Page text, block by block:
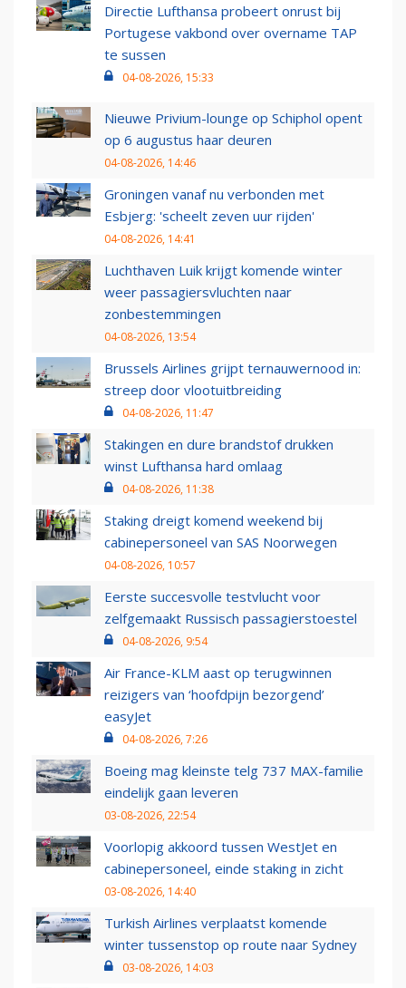
Directie Lufthansa probeert onrust bij
Portugese vakbond over overname TAP
te sussen
04-08-2026, 15:33
Nieuwe Privium-lounge op Schiphol opent
op 6 augustus haar deuren
04-08-2026, 14:46
Groningen vanaf nu verbonden met
Esbjerg: 'scheelt zeven uur rijden'
04-08-2026, 14:41
Luchthaven Luik krijgt komende winter
weer passagiersvluchten naar
zonbestemmingen
04-08-2026, 13:54
Brussels Airlines grijpt ternauwernood in:
streep door vlootuitbreiding
04-08-2026, 11:47
Stakingen en dure brandstof drukken
winst Lufthansa hard omlaag
04-08-2026, 11:38
Staking dreigt komend weekend bij
cabinepersoneel van SAS Noorwegen
04-08-2026, 10:57
Eerste succesvolle testvlucht voor
zelfgemaakt Russisch passagierstoestel
04-08-2026, 9:54
Air France-KLM aast op terugwinnen
reizigers van ‘hoofdpijn bezorgend’
easyJet
04-08-2026, 7:26
Boeing mag kleinste telg 737 MAX-familie
eindelijk gaan leveren
03-08-2026, 22:54
Voorlopig akkoord tussen WestJet en
cabinepersoneel, einde staking in zicht
03-08-2026, 14:40
Turkish Airlines verplaatst komende
winter tussenstop op route naar Sydney
03-08-2026, 14:03